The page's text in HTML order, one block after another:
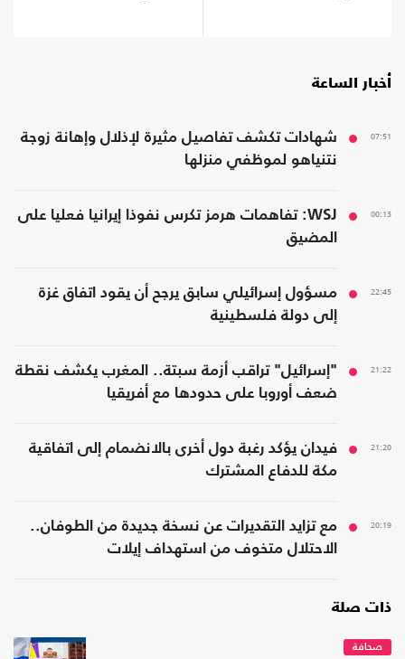
أخبار الساعة
07:51
شهادات تكشف تفاصيل مثيرة لإذلال وإهانة زوجة
نتنياهو لموظفي منزلها
00:13
WSJ: تفاهمات هرمز تكرس نفوذا إيرانيا فعليا على
المضيق
22:45
مسؤول إسرائيلي سابق يرجح أن يقود اتفاق غزة
إلى دولة فلسطينية
21:22
"إسرائيل" تراقب أزمة سبتة.. المغرب يكشف نقطة
ضعف أوروبا على حدودها مع أفريقيا
21:20
فيدان يؤكد رغبة دول أخرى بالانضمام إلى اتفاقية
مكة للدفاع المشترك
20:19
مع تزايد التقديرات عن نسخة جديدة من الطوفان..
الاحتلال متخوف من استهداف إيلات
ذات صلة
صحافة